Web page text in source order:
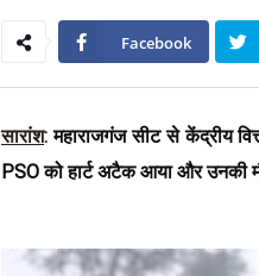
Facebook
सारांश: महाराजगंज सीट से केंद्रीय
PSO को हार्ट अटैक आया और उनकी